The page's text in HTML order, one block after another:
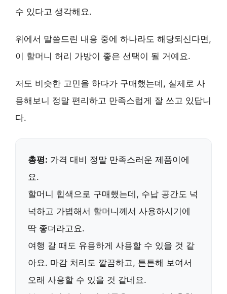
수 있다고 생각해요.
위에서 말씀드린 내용 중에 하나라도 해당되신다면,
이 할머니 허리 가방이 좋은 선택이 될 거예요.
저도 비슷한 고민을 하다가 구매했는데, 실제로 사
용해보니 정말 편리하고 만족스럽게 잘 쓰고 있답니
다.
총평: 가격 대비 정말 만족스러운 제품이에
요.
할머니 힙색으로 구매했는데, 수납 공간도 넉
넉하고 가볍해서 할머니께서 사용하시기에
딱 좋더라고요.
여행 갈 때도 유용하게 사용할 수 있을 것 같
아요. 마감 처리도 깔끔하고, 튼튼해 보여서
오래 사용할 수 있을 것 같네요.